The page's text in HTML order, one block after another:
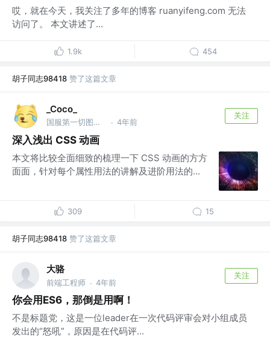
哎，就在今天，我关注了多年的博客 ruanyifeng.com 无法
访问了。 本文讲述了...
1.9k 454
胡子同志98418 赞了这篇文章
_Coco_
国服第一切图仔 @Shopee · 4年前
关注
深入浅出 CSS 动画
本文将比较全面细致的梳理一下 CSS 动画的方方
面面，针对每个属性用法的讲解及进阶用法的...
309 15
胡子同志98418 赞了这篇文章
大骆
前端工程师 · 4年前
关注
你会用ES6，那倒是用啊！
不是标题党，这是一位leader在一次代码评审会对小组成员
发出的“怒吼”，原因是在代码评...